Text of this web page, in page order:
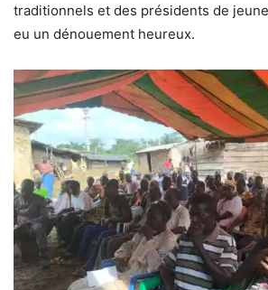
traditionnels et des présidents de
eu un dénouement heureux.